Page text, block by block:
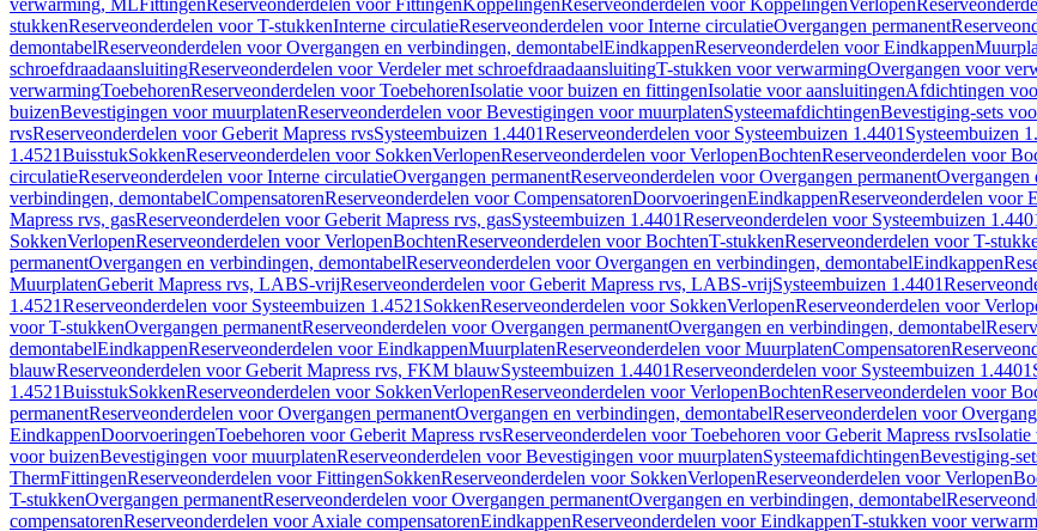
verwarming, MLFittingenReserveonderdelen voor FittingenKoppelingenReserveonderdelen voor KoppelingenVerlopen
stukkenReserveonderdelen voor T-stukkenInterne circulatieReserveonderdelen voor Interne circulatieOvergangen permanent
demontabelReserveonderdelen voor Overgangen en verbindingen, demontabelEindkappenReserveonderdelen voor Eindkappen
schroefdraadaansluitingReserveonderdelen voor Verdeler met schroefdraadaansluitingT-stukken voor verwarmingOvergangen voor
verwarmingToebehorenReserveonderdelen voor ToebehorenIsolatie voor buizen en fittingenIsolatie voor aansluitingenAfdichtingen
buizenBevestigingen voor muurplatenReserveonderdelen voor Bevestigingen voor muurplatenSysteemafdichtingenBevestiging-sets
rvsReserveonderdelen voor Geberit Mapress rvsSysteembuizen 1.4401Reserveonderdelen voor Systeembuizen 1.4401 Systeembuizen
1.4521BuisstukSokkenReserveonderdelen voor SokkenVerlopenReserveonderdelen voor VerlopenBochtenReserveonderdelen voor
circulatieReserveonderdelen voor Interne circulatieOvergangen permanentReserveonderdelen voor Overgangen permanentOvergangen
verbindingen, demontabelCompensatorenReserveonderdelen voor CompensatorenDoorvoeringenEindkappenReserveonderdelen voor
Mapress rvs, gasReserveonderdelen voor Geberit Mapress rvs, gasSysteembuizen 1.4401Reserveonderdelen voor Systeembuizen
SokkenVerlopenReserveonderdelen voor VerlopenBochtenReserveonderdelen voor BochtenT-stukkenReserveonderdelen voor T-
permanentOvergangen en verbindingen, demontabelReserveonderdelen voor Overgangen en verbindingen, demontabelEindkappen
MuurplatenGeberit Mapress rvs, LABS-vrijReserveonderdelen voor Geberit Mapress rvs, LABS-vrijSysteembuizen 1.4401
1.4521Reserveonderdelen voor Systeembuizen 1.4521 SokkenReserveonderdelen voor SokkenVerlopenReserveonderdelen voor
voor T-stukkenOvergangen permanentReserveonderdelen voor Overgangen permanentOvergangen en verbindingen, demontabel
demontabelEindkappenReserveonderdelen voor EindkappenMuurplatenReserveonderdelen voor MuurplatenCompensatoren
blauwReserveonderdelen voor Geberit Mapress rvs, FKM blauwSysteembuizen 1.4401Reserveonderdelen voor Systeembuizen 1.4401
1.4521BuisstukSokkenReserveonderdelen voor SokkenVerlopenReserveonderdelen voor VerlopenBochtenReserveonderdelen voor
permanentReserveonderdelen voor Overgangen permanentOvergangen en verbindingen, demontabelReserveonderdelen voor
EindkappenDoorvoeringenToebehoren voor Geberit Mapress rvsReserveonderdelen voor Toebehoren voor Geberit Mapress rvsIsolatie
voor buizenBevestigingen voor muurplatenReserveonderdelen voor Bevestigingen voor muurplatenSysteemafdichtingenBevestiging-
ThermFittingenReserveonderdelen voor FittingenSokkenReserveonderdelen voor SokkenVerlopenReserveonderdelen voor Verlopen
T-stukkenOvergangen permanentReserveonderdelen voor Overgangen permanentOvergangen en verbindingen, demontabel
compensatorenReserveonderdelen voor Axiale compensatorenEindkappenReserveonderdelen voor EindkappenT-stukken voor